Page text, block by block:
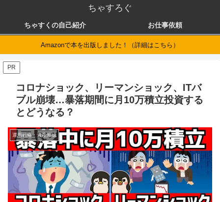
ちゃすろぐ
ちゃすくの自己紹介 お仕事依頼
Amazonで本を出版しました！（詳細はこちら）
PR
コロナショック、リーマンショック、ITバ
ブル崩壊…暴落期間に月10万積立投資する
とどうなる？
運用戦略・資産形成